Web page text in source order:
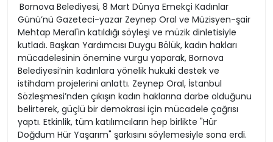
Bornova Belediyesi, 8 Mart Dünya Emekçi Kadınlar
Günü’nü Gazeteci-yazar Zeynep Oral ve Müzisyen-şair
Mehtap Meral'in katıldığı söyleşi ve müzik dinletisiyle
kutladı. Başkan Yardımcısı Duygu Bölük, kadın hakları
mücadelesinin önemine vurgu yaparak, Bornova
Belediyesi’nin kadınlara yönelik hukuki destek ve
istihdam projelerini anlattı. Zeynep Oral, İstanbul
Sözleşmesi’nden çıkışın kadın haklarına darbe olduğunu
belirterek, güçlü bir demokrasi için mücadele çağrısı
yaptı. Etkinlik, tüm katılımcıların hep birlikte "Hür
Doğdum Hür Yaşarım" şarkısını söylemesiyle sona erdi.